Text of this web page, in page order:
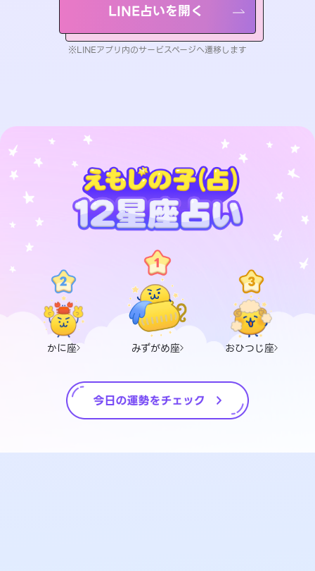
LINE占いを開く
※LINEアプリ内のサービスページへ遷移します
かに座 みずがめ座 おひつじ座